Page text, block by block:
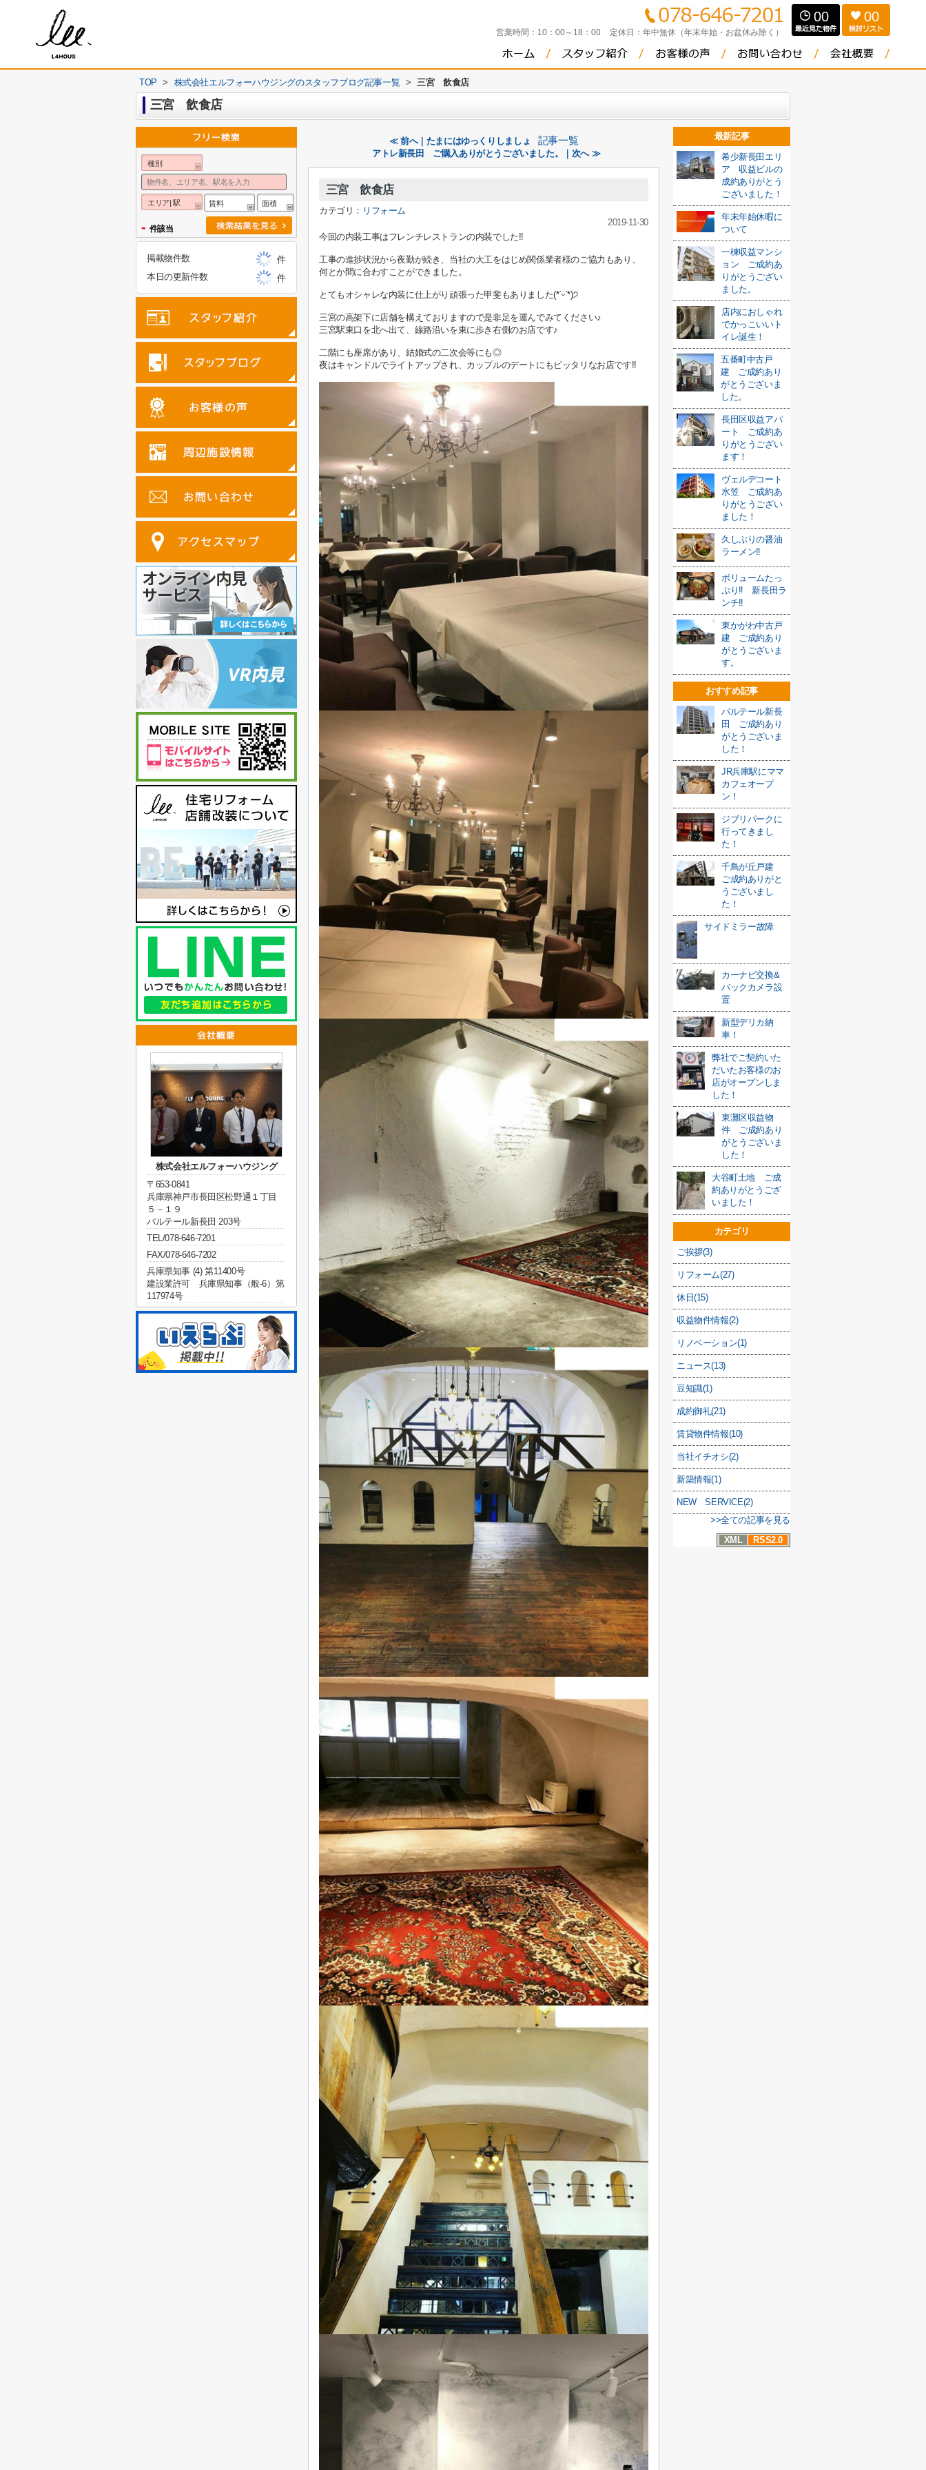
営業時間： 10：00～18：00 定休日： 年中無休（年末年始・お盆休み除く）
00 00
TOP > 株式会社エルフォーハウジングのスタッフブログ記事一覧 > 三宮 飲食店
三宮 飲食店
≪ 前へ｜たまにはゆっくりしましょ 記事一覧
アトレ新長田 ご購入ありがとうございました。｜次へ ≫
三宮 飲食店
カテゴリ： リフォーム
2019-11-30
今回の内装工事はフレンチレストランの内装でした!!
工事の進捗状況から夜勤が続き、当社の大工をはじめ関係業者様のご協力もあり、
何とか間に合わすことができました。
とてもオシャレな内装に仕上がり頑張った甲斐もありました(*ˊᵕˋ*)੭
三宮の高架下に店舗を構えておりますので是非足を運んでみてください♪
三宮駅東口を北へ出て、線路沿いを東に歩き右側のお店です♪
二階にも座席があり、結婚式の二次会等にも◎
夜はキャンドルでライトアップされ、カップルのデートにもピッタリなお店です!!
最新記事
希少新長田エリ
ア 収益ビルの
成約ありがとう
ございました！
年末年始休暇に
ついて
一棟収益マンシ
ョン ご成約あ
りがとうござい
ました。
店内におしゃれ
でかっこいいト
イレ誕生！
五番町中古戸
建 ご成約あり
がとうございま
した。
長田区収益アパ
ート ご成約あ
りがとうござい
ます！
ヴェルデコート
水笠 ご成約あ
りがとうござい
ました！
久しぶりの醤油
ラーメン‼
ボリュームたっ
ぷり‼ 新長田ラ
ンチ‼
東かがわ中古戸
建 ご成約あり
がとうございま
す。
おすすめ記事
パルテール新長
田 ご成約あり
がとうございま
した！
JR兵庫駅にママ
カフェオープ
ン！
ジブリパークに
行ってきまし
た！
千鳥が丘戸建
ご成約ありがと
うございまし
た！
サイドミラー故障
カーナビ交換&
バックカメラ設
置
新型デリカ納
車！
弊社でご契約いた
だいたお客様のお
店がオープンしま
した！
東灘区収益物
件 ご成約あり
がとうございま
した！
大谷町土地 ご成
約ありがとうござ
いました！
カテゴリ
ご挨拶(3)
リフォーム(27)
休日(15)
収益物件情報(2)
リノベーション(1)
ニュース(13)
豆知識(1)
成約御礼(21)
賃貸物件情報(10)
当社イチオシ(2)
新築情報(1)
NEW SERVICE(2)
>>全ての記事を見る
XML
RSS2.0
種別
エリア| 駅 賃料 面積
- 件該当
掲載物件数
件
本日の更新件数
件
株式会社エルフォーハウジング
〒653-0841
兵庫県神戸市長田区松野通１丁目
５－１９
パルテール新長田 203号
TEL/078-646-7201
FAX/078-646-7202
兵庫県知事 (4) 第11400号
建設業許可 兵庫県知事（般-6）第
117974号